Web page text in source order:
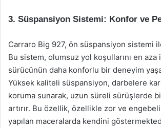
3. Süspansiyon Sistemi: Konfor ve
Carraro Big 927, ön süspansiyon sistemi
Bu sistem, olumsuz yol koşullarını en aza
sürücünün daha konforlu bir deneyim
Yüksek kaliteli süspansiyon, darbelere
koruma sunarak, uzun süreli sürüşlerde
artırır. Bu özellik, özellikle zor ve
yapılan maceralarda kendini